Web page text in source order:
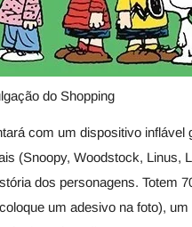
do Shopping
com um dispositivo
(Snoopy, Woodstock, Linus,
dos personagens. Totem
um adesivo na foto),